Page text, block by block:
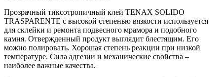
Прозрачный тиксотропичный клей TENAX SOLIDO
TRASPARENTE с высокой степенью вязкости используется
для склейки и ремонта подвесного мрамора и подобного
камня. Отвержденный продукт выглядит блестящим. Его
можно полировать. Хорошая степень реакции при низкой
температуре. Сила адгезии и механические свойства –
наиболее важные качества.